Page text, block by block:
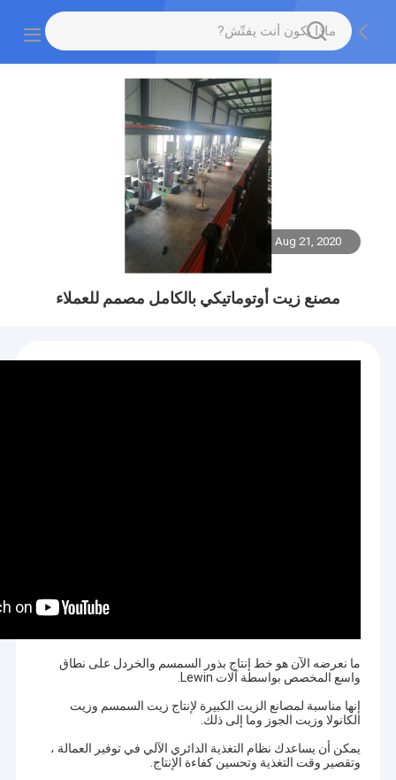
Aug 21, 2020
مصنع زيت أوتوماتيكي بالكامل مصمم للعملاء
ما نعرضه الآن هو خط إنتاج بذور السمسم والخردل على نطاق
واسع المخصص بواسطة آلات Lewin.
إنها مناسبة لمصانع الزيت الكبيرة لإنتاج زيت السمسم وزيت
الكانولا وزيت الجوز وما إلى ذلك.
يمكن أن يساعدك نظام التغذية الدائري الآلي في توفير العمالة ،
وتقصير وقت التغذية وتحسين كفاءة الإنتاج.